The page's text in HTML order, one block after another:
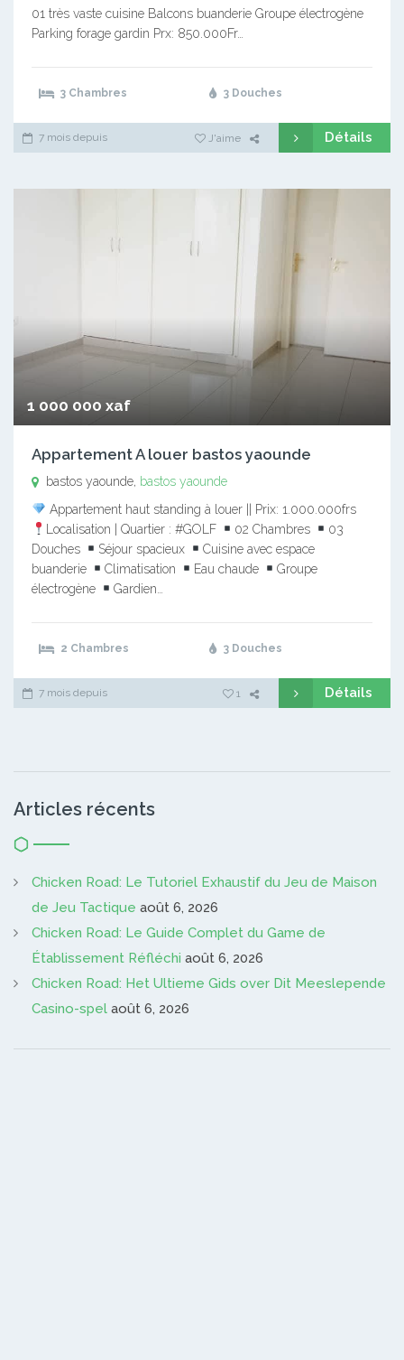
01 très vaste cuisine Balcons buanderie Groupe électrogène
Parking forage gardin Prx: 850.000Fr…
3 Chambres 3 Douches
7 mois depuis J'aime Détails
1 000 000 xaf
Appartement A louer bastos yaounde
bastos yaounde, bastos yaounde
Appartement haut standing à louer || Prix: 1.000.000frs
Localisation | Quartier : #GOLF
02 Chambres
03
Douches
Séjour spacieux
Cuisine avec espace
buanderie
Climatisation Eau chaude
Groupe
électrogène
Gardien…
2 Chambres 3 Douches
7 mois depuis 1 Détails
Articles récents
Chicken Road: Le Tutoriel Exhaustif du Jeu de Maison
de Jeu Tactique août 6, 2026
Chicken Road: Le Guide Complet du Game de
Établissement Réfléchi août 6, 2026
Chicken Road: Het Ultieme Gids over Dit Meeslepende
Casino-spel août 6, 2026